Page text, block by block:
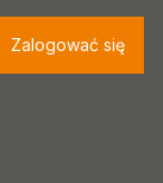
Zalogować się